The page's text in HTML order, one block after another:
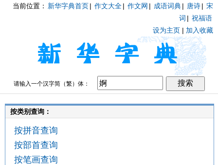
当前位置： 新华字典首页| 作文大全| 作文网 | 成语词典| 唐诗| 宋
词 | 祝福语
设为主页 | 加入收藏
请输入一个汉字简（繁）体：
按类别查询：
按拼音查询
按部首查询
按笔画查询